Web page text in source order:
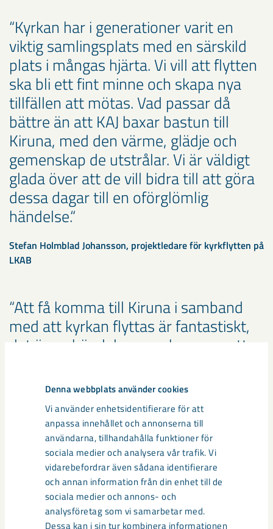
Denna webbplats använder cookies
Vi använder enhetsidentifierare för att
anpassa innehållet och annonserna till
användarna, tillhandahålla funktioner för
sociala medier och analysera vår trafik. Vi
vidarebefordrar även sådana identifierare
och annan information från din enhet till de
sociala medier och annons- och
analysföretag som vi samarbetar med.
Dessa kan i sin tur kombinera informationen
Kyrkan har i generationer varit en
viktig samlingsplats med en särskild
plats i mångas hjärta. Vi vill att flytten
ska bli ett fint minne och skapa nya
tillfällen att mötas. Vad passar då
bättre än att KAJ baxar bastun till
Kiruna, med den värme, glädje och
gemenskap de utstrålar. Vi är väldigt
glada över att de vill bidra till att göra
dessa dagar till en oförglömlig
händelse.
Stefan Holmblad Johansson, projektledare för kyrkflytten på
LKAB
Att få komma till Kiruna i samband
med att kyrkan flyttas är fantastiskt,
det är en händelse som kommer att
får vara delaktiga i detta är ett minne
för livet. Vi hoppas att alla Kirunabor
värmer upp med en rejäl bastu, för
snart syns vi på torget i Kirunas nya
centrum och då ska vi sjunga, skratta
och dela stunden tillsammans.